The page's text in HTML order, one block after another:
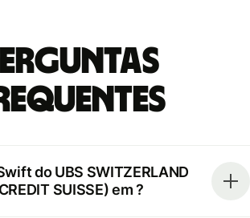
do UBS SWITZERLAND
SUISSE) em ?